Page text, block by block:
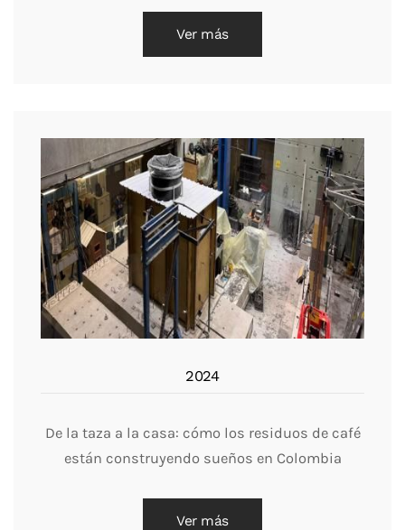
Ver más
2024
De la taza a la casa: cómo los residuos de café
están construyendo sueños en Colombia
Ver más